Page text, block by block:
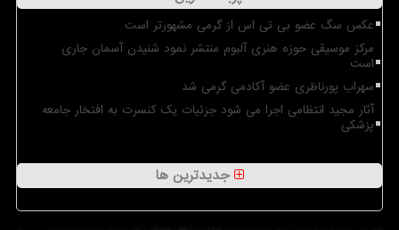
عکس سگ عضو بی تی اس از گرمی مشهورتر است
مرکز موسیقی حوزه هنری آلبوم منتشر نمود شنیدن آسمان جاری
است
سهراب پورناظری عضو آکادمی گرمی شد
آثار مجید انتظامی اجرا می شود جزئیات یک کنسرت به افتخار جامعه
پزشکی
جدیدترین ها